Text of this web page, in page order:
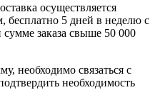
осуществляется
бесплатно 5 дней в неделю с
заказа свыше 50 000
необходимо связаться с
необходимость